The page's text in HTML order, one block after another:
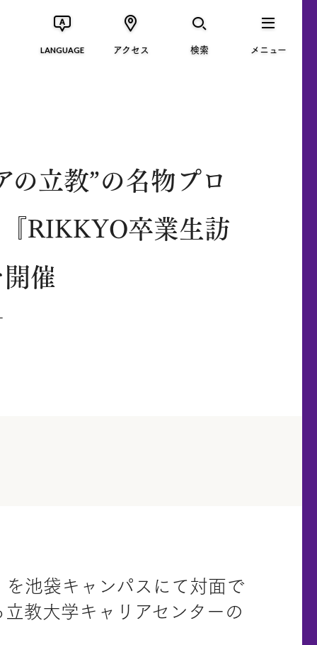
LANGUAGE アクセス 検索 メニュー
の立教”の名物プロ
RIKKYO卒業生訪
催
池袋キャンパスにて対面で
教大学キャリアセンターの